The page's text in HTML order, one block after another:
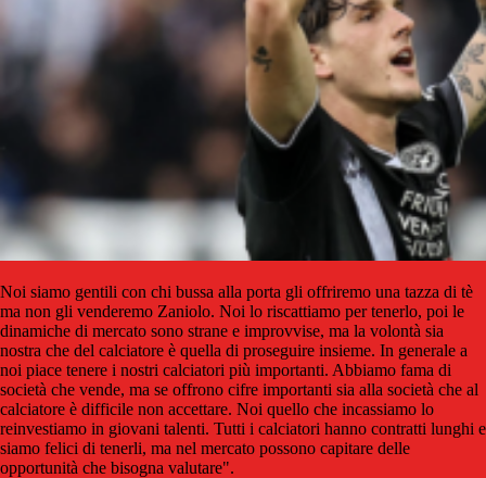
Noi siamo gentili con chi bussa alla porta gli offriremo una tazza di tè
ma non gli venderemo Zaniolo. Noi lo riscattiamo per tenerlo, poi le
dinamiche di mercato sono strane e improvvise, ma la volontà sia
nostra che del calciatore è quella di proseguire insieme. In generale a
noi piace tenere i nostri calciatori più importanti. Abbiamo fama di
società che vende, ma se offrono cifre importanti sia alla società che al
calciatore è difficile non accettare. Noi quello che incassiamo lo
reinvestiamo in giovani talenti. Tutti i calciatori hanno contratti lunghi e
siamo felici di tenerli, ma nel mercato possono capitare delle
opportunità che bisogna valutare".